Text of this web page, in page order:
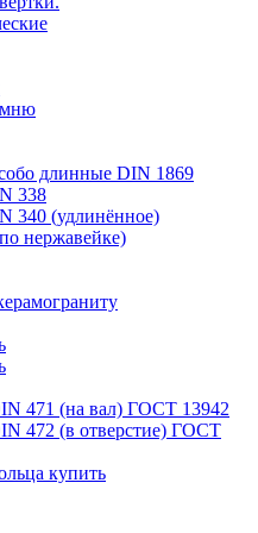
длинные DIN 1869
338
340 (удлинённое)
нержавейке)
471 (на вал) ГОСТ 13942
472 (в отверстие) ГОСТ
купить